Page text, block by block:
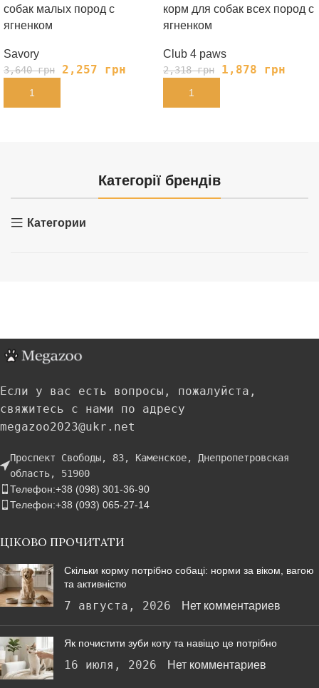
собак малых пород с
ягненком
Savory
3,640грн 2,257 грн
В КОРЗИНУ
корм для собак всех пород с
ягненком
Club 4 paws
2,318грн 1,878 грн
В КОРЗИНУ
Категорії брендів
Категории
Если у вас есть вопросы, пожалуйста,
свяжитесь с нами по адресу
megazoo2023@ukr.net
Проспект Свободы, 83, Каменское, Днепропетровская
область, 51900
Телефон:+38 (098) 301-36-90
Телефон:+38 (093) 065-27-14
ЦІКОВО ПРОЧИТАТИ
Скільки корму потрібно собаці: норми за віком, вагою
та активністю
7 августа, 2026 Нет комментариев
Як почистити зуби коту та навіщо це потрібно
16 июля, 2026 Нет комментариев